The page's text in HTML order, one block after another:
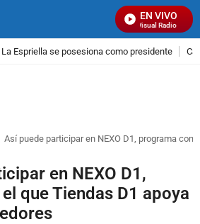
EN VIVO
Señal Visual Radio
Espriella se posesiona como presidente
Así puede participar en NEXO D1, programa
en NEXO D1,
que Tiendas D1 apoya